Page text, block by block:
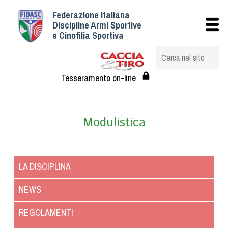
Federazione Italiana
Discipline Armi Sportive
e Cinofilia Sportiva
Tesseramento on-line
Modulistica
LA DISCIPLINA
NEWS
REGOLAMENTI
Istituzionale
Struttura
Albo Veterinari federali
Statuto e Regolamenti
Società